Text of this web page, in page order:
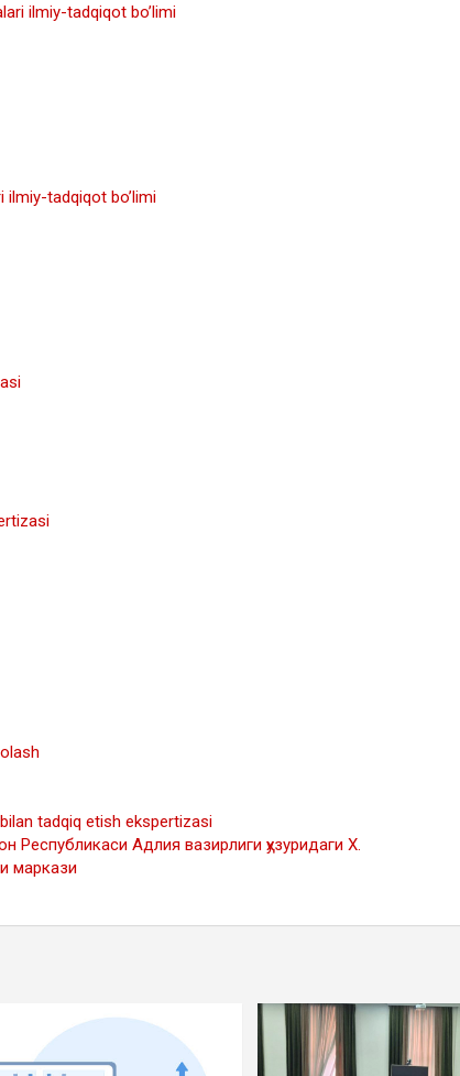
ilmiy-tadqiqot bo’limi
ilmiy-tadqiqot bo’limi
tadqiq etish ekspertizasi
Республикаси Адлия вазирлиги ҳузуридаги Х.
маркази